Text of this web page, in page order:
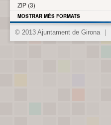
ZIP (3)
MOSTRAR MÉS FORMATS
© 2013 Ajuntament de Girona